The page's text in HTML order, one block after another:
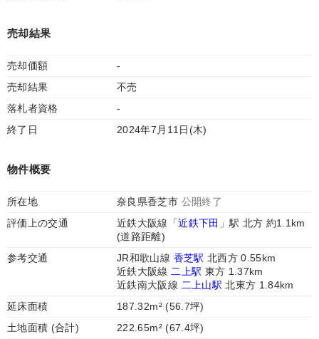
売却結果
売却価額
-
売却結果
不売
落札者資格
-
終了日
2024年7月11日(木)
物件概要
所在地 奈良県香芝市 公開終了
評価上の交通
近鉄大阪線「近鉄下田 」駅 北方 約1.1km
(道路距離)
参考交通
JR和歌山線 香芝駅 北西方 0.55km
近鉄大阪線 二上駅 東方 1.37km
近鉄南大阪線 二上山駅 北東方 1.84km
延床面積
187.32m² (56.7坪)
土地面積 (合計)
222.65m² (67.4坪)